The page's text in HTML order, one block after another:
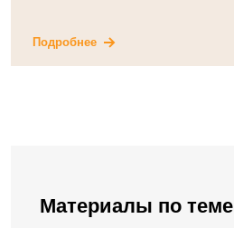
Подробнее
Материалы по теме